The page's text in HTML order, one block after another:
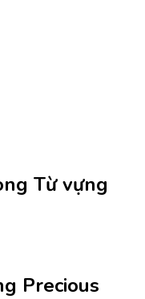
Từ vựng
Precious